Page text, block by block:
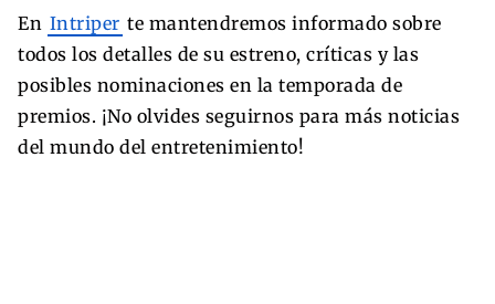
En Intriper te mantendremos informado sobre
todos los detalles de su estreno, críticas y las
posibles nominaciones en la temporada de
premios. ¡No olvides seguirnos para más noticias
del mundo del entretenimiento!